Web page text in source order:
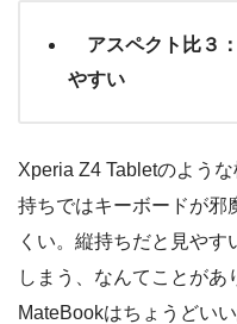
アスペクト比３
やすい
Xperia Z4 Tabletのよう
持ちではキーボードが邪
くい。縦持ちだと見や
しまう、なんてことがあ
MateBookはちょうどい